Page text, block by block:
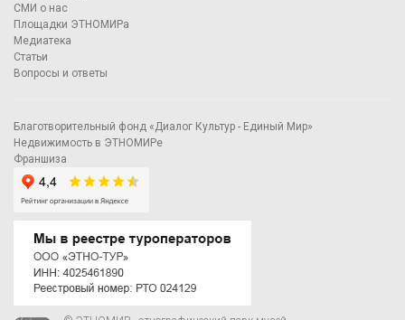
СМИ о нас
Площадки ЭТНОМИРа
Медиатека
Статьи
Вопросы и ответы
Благотворительный фонд «Диалог Культур - Единый Мир»
Недвижимость в ЭТНОМИРе
Франшиза